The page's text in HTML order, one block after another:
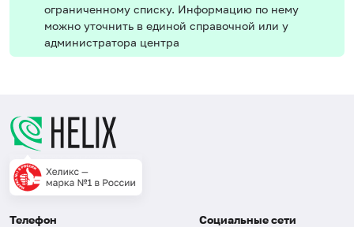
ограниченному списку. Информацию по нему
можно уточнить в единой справочной или у
администратора центра
Телефон Социальные сети